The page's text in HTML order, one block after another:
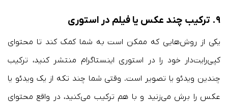
۹. ترکیب چند عکس یا فیلم در استوری
یکی از روش‌هایی که ممکن است به شما کمک کند تا محتوای
کپی‌رایت‌دار خود را در استوری اینستاگرام منتشر کنید، ترکیب
چندین ویدئو یا تصویر است. وقتی شما چند تکه از یک ویدئو یا
عکس را برش می‌زنید و با هم ترکیب می‌کنید، در واقع محتوای